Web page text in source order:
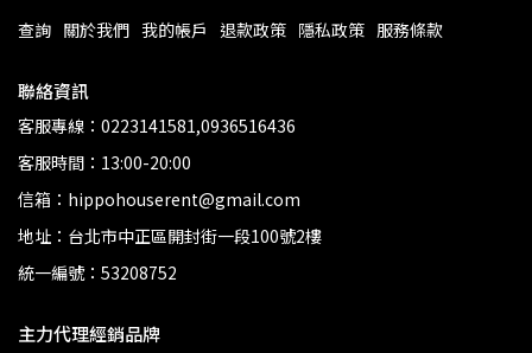
查詢 關於我們 我的帳戶 退款政策 隱私政策 服務條款
聯絡資訊
客服專線：0223141581,0936516436
客服時間：13:00-20:00
信箱：hippohouserent@gmail.com
地址：台北市中正區開封街一段100號2樓
統一編號：53208752
主力代理經銷品牌